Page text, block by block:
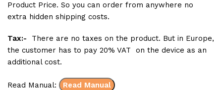
Product Price. So you can order from anywhere no
extra hidden shipping costs.
Tax:-
There are no taxes on the product. But in Europe,
the customer has to pay 20% VAT on the device as an
additional cost.
Read Manual: Read Manual